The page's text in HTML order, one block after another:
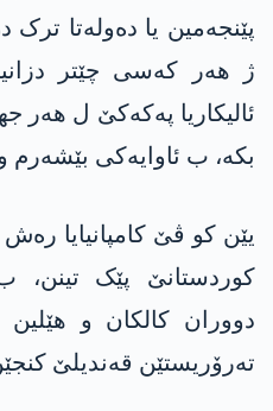
پێنجەمین یا دەولەتا
ژ ھەر کەسی چێتر
ئالیکاریا پەکەکێ ل ھەر
بکە، ب ئاوایەکی بێشەرم
یێن کو ڤێ کامپانیایا
کوردستانێ پێک تینن،
دووران کالکان و
تەرۆریستێن قەندیلێ